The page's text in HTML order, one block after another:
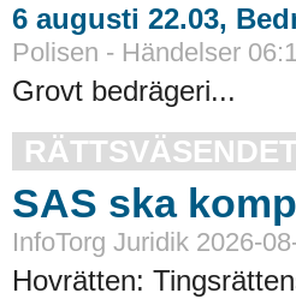
6 augusti 22.03,
Polisen - Händelser
Grovt bedrägeri...
RÄTTSVÄSENDET
SAS ska
InfoTorg Juridik 2026-
Hovrätten: